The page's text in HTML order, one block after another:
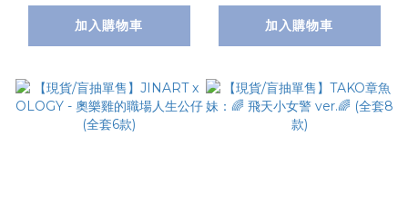
簿》 (全套8款)
加入購物車
怪獸第二彈💥 (全套6
款)
加入購物車